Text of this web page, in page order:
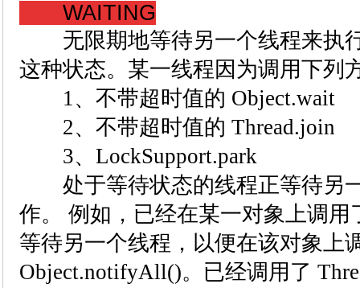
WAITING
无限期地等待另一个线程来执
这种状态。某一线程因为调用下列
1、不带超时值的 Object.wait
2、不带超时值的 Thread.join
3、LockSupport.park
处于等待状态的线程正等待另
作。 例如，已经在某一对象上调用
等待另一个线程，以便在该对象上
Object.notifyAll()。已经调用了